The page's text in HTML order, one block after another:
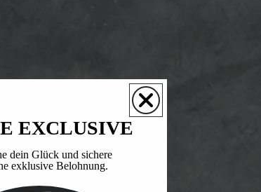
EXCLUSIVE
dein Glück und sichere
exklusive Belohnung.​